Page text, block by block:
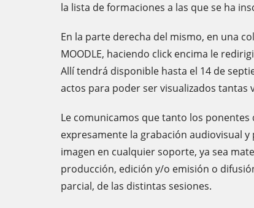
la lista de formaciones a las que se ha
En la parte derecha del mismo, en una
MOODLE, haciendo click encima le
Allí tendrá disponible hasta el 14 de
actos para poder ser visualizados tantas
Le comunicamos que tanto los
expresamente la grabación audiovisual
imagen en cualquier soporte, ya sea
producción, edición y/o emisión o
parcial, de las distintas sesiones.